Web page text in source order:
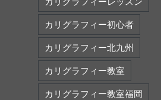
カリグラフィー初心者
カリグラフィー北九州
カリグラフィー教室
カリグラフィー教室福岡